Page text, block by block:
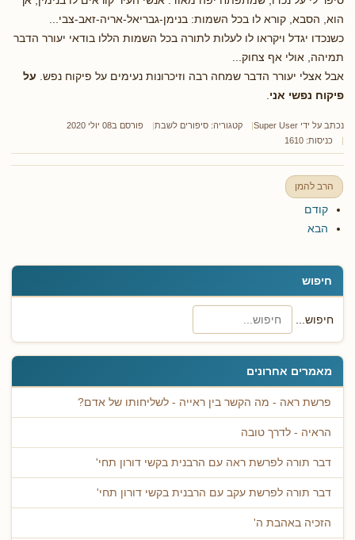
חיפוש
חיפוש...
מאמרים אחרונים
פרשת ראה - מה הקשר בין ראייה - לשליחותו של אדם?
הראיה - לדרך טובה
דבר תורה לפרשת ראה עם הרבנית בקשי דורון תחי'
דבר תורה לפרשת עקב עם הרבנית בקשי דורון תחי'
הזכיה באהבת ה'
הוא, הסבא, קורא לו בכל השמות: בנימן-גבריאל-אריה-זאב-צבי...
כשנכדו יגדל ויקראו לו לעלות לתורה בכל השמות הללו בודאי יעורר הדבר
תמיהה, אולי אף צחוק...
אבל אצלי יעורר הדבר שמחה רבה וזיכרונות נעימים על פיקוח נפש. על
פיקוח נפשי אני
נכתב על ידי Super User קטגוריה: סיפורים לשבת
פורסם ב08 יולי 2020
כניסות: 1610
הרב להמן
קודם
הבא